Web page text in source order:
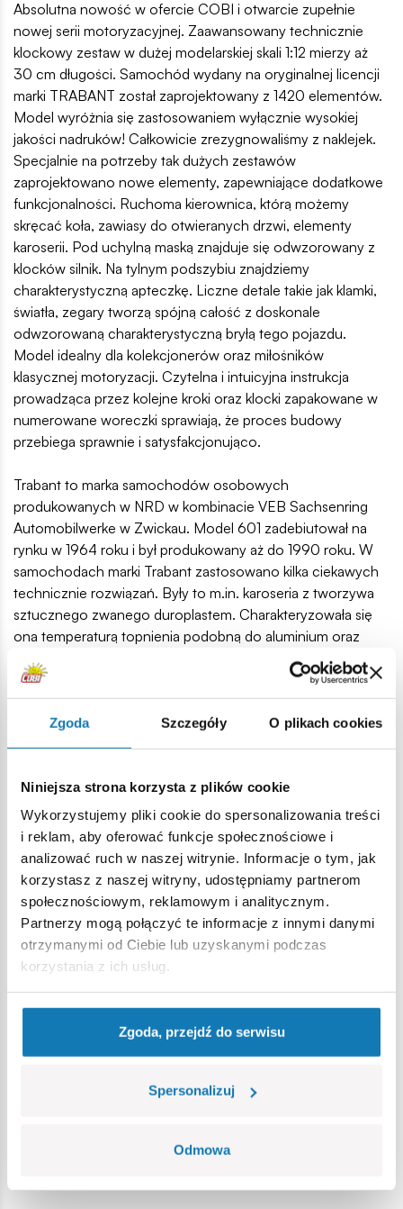
Zgoda Szczegóły O plikach cookies
Niniejsza strona korzysta z plików cookie
Wykorzystujemy pliki cookie do spersonalizowania treści
i reklam, aby oferować funkcje społecznościowe i
analizować ruch w naszej witrynie. Informacje o tym, jak
korzystasz z naszej witryny, udostępniamy partnerom
społecznościowym, reklamowym i analitycznym.
Partnerzy mogą połączyć te informacje z innymi danymi
otrzymanymi od Ciebie lub uzyskanymi podczas
korzystania z ich usług.
Zgoda, przejdź do serwisu
Spersonalizuj
Odmowa
Absolutna nowość w ofercie COBI i otwarcie zupełnie
nowej serii motoryzacyjnej. Zaawansowany technicznie
klockowy zestaw w dużej modelarskiej skali 1:12 mierzy aż
30 cm długości. Samochód wydany na oryginalnej licencji
marki TRABANT został zaprojektowany z 1420 elementów.
Model wyróżnia się zastosowaniem wyłącznie wysokiej
jakości nadruków! Całkowicie zrezygnowaliśmy z naklejek.
Specjalnie na potrzeby tak dużych zestawów
zaprojektowano nowe elementy, zapewniające dodatkowe
funkcjonalności. Ruchoma kierownica, którą możemy
skręcać koła, zawiasy do otwieranych drzwi, elementy
karoserii. Pod uchylną maską znajduje się odwzorowany z
klocków silnik. Na tylnym podszybiu znajdziemy
charakterystyczną apteczkę. Liczne detale takie jak klamki,
światła, zegary tworzą spójną całość z doskonale
odwzorowaną charakterystyczną bryłą tego pojazdu.
Model idealny dla kolekcjonerów oraz miłośników
klasycznej motoryzacji. Czytelna i intuicyjna instrukcja
prowadząca przez kolejne kroki oraz klocki zapakowane w
numerowane woreczki sprawiają, że proces budowy
przebiega sprawnie i satysfakcjonująco.
Trabant to marka samochodów osobowych
produkowanych w NRD w kombinacie VEB Sachsenring
Automobilwerke w Zwickau. Model 601 zadebiutował na
rynku w 1964 roku i był produkowany aż do 1990 roku. W
samochodach marki Trabant zastosowano kilka ciekawych
technicznie rozwiązań. Były to m.in. karoseria z tworzywa
sztucznego zwanego duroplastem. Charakteryzowała się
ona temperaturą topnienia podobną do aluminium oraz
podnosiła odporność auta na korozję i zgniatanie.
Pozostałe warte uwagi rozwiązania to małolitrażowy silnik
dwusuwowy, duże szyby oraz stosunkowo pojemne
wnętrze. Samochód rozwijał zawrotną prędkość
przekraczającą nieznacznie 100 km/h.
Niemieckiej Republiki Demokratycznej. Do dzisiaj pozostaje
rozpoznawalnym i szalenie popularnym klasykiem w gronie
pasjonatów motoryzacji. Na trwałe również wpisał się do
kultury masowej.
1420 wysokiej jakości elementów,
produkt na oryginalnej licencji TRABANT,
wyprodukowane w UE przez firmę z ponad 20-letnią
tradycją,
spełniają normy bezpieczeństwa dotyczące produktów
dla dzieci,
konstrukcyjnych,
klocki z nadrukami nie odkształcają się i nie bledną w
czasie zabawy czy pod wpływem temperatury,
duża skala modelarska 1:12.